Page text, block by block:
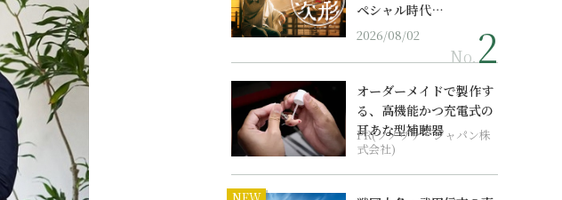
ペシャル時代…
2026/08/02
No.
オーダーメイドで製作す
る、高機能かつ充電式の
耳あな型補聴器
PR(ソノヴァ・ジャパン株
式会社)